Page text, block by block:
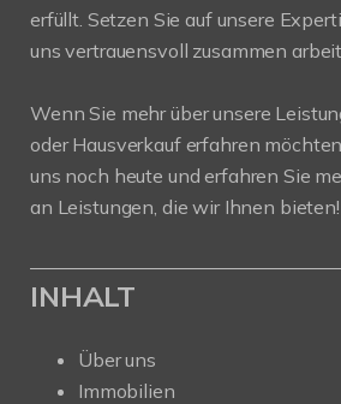
erfüllt. Setzen Sie auf unsere
uns vertrauensvoll zusammen
Wenn Sie mehr über unsere
oder Hausverkauf erfahren
uns noch heute und erfahren Sie
an Leistungen, die wir Ihnen bieten!
INHALT
Über uns
Immobilien